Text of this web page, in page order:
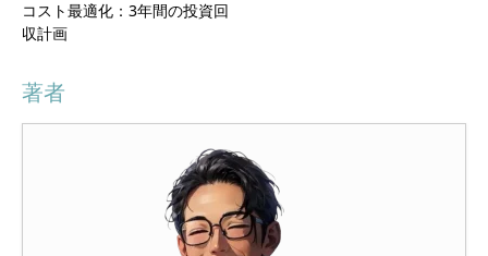
コスト最適化：3年間の投資回
収計画
著者